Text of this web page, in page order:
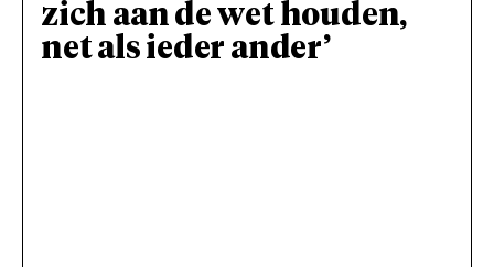
zich aan de wet houden,
net als ieder ander’